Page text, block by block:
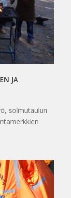
JA
solmutaulun